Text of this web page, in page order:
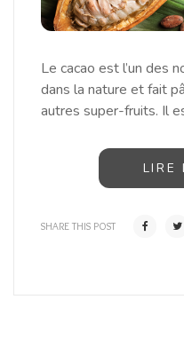
Le cacao est l’un des
dans la nature et fait
autres super-fruits. Il
LIRE
SHARE THIS POST